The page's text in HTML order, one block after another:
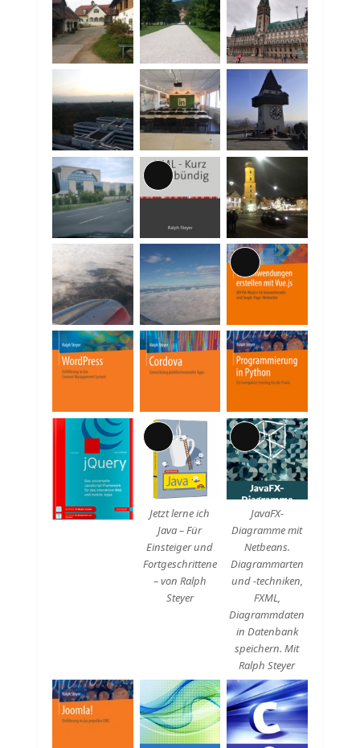
Lange
Beschreibung
Lange
Beschreibung
Lange
Beschreibung
Jetzt lerne ich
Java – Für
Einsteiger und
Fortgeschrittene
– von Ralph
Steyer
Lange
Beschreibung
JavaFX-
Diagramme mit
Netbeans.
Diagrammarten
und -techniken,
FXML,
Diagrammdaten
in Datenbank
speichern. Mit
Ralph Steyer